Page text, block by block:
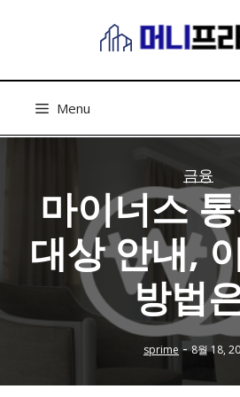
로
뛰
Menu
금융
마이너스
대상 안내,
방법
sprime -8월 18,